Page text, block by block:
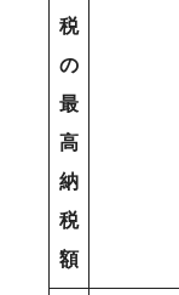
税
の
最
高
納
税
額